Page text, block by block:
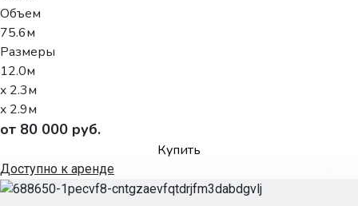
Объем
75.6м
Размеры
12.0м
x 2.3м
x 2.9м
от 80 000 руб.
Купить
Доступно к аренде